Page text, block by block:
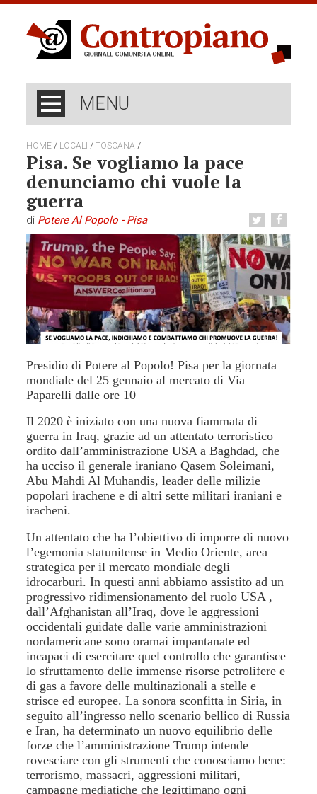
MENU
HOME / LOCALI /TOSCANA /
Pisa. Se vogliamo la pace
denunciamo chi vuole la
guerra
di Potere Al Popolo - Pisa
Presidio di Potere al Popolo! Pisa per la giornata
mondiale del 25 gennaio al mercato di Via
Paparelli dalle ore 10
Il 2020 è iniziato con una nuova fiammata di
guerra in Iraq, grazie ad un attentato terroristico
ordito dall’amministrazione USA a Baghdad, che
ha ucciso il generale iraniano Qasem Soleimani,
Abu Mahdi Al Muhandis, leader delle milizie
popolari irachene e di altri sette militari iraniani e
iracheni.
Un attentato che ha l’obiettivo di imporre di nuovo
l’egemonia statunitense in Medio Oriente, area
strategica per il mercato mondiale degli
idrocarburi. In questi anni abbiamo assistito ad un
progressivo ridimensionamento del ruolo USA ,
dall’Afghanistan all’Iraq, dove le aggressioni
occidentali guidate dalle varie amministrazioni
nordamericane sono oramai impantanate ed
incapaci di esercitare quel controllo che garantisce
lo sfruttamento delle immense risorse petrolifere e
di gas a favore delle multinazionali a stelle e
strisce ed europee. La sonora sconfitta in Siria, in
seguito all’ingresso nello scenario bellico di Russia
e Iran, ha determinato un nuovo equilibrio delle
forze che l’amministrazione Trump intende
rovesciare con gli strumenti che conosciamo bene:
terrorismo, massacri, aggressioni militari,
campagne mediatiche che legittimano ogni